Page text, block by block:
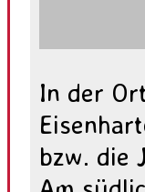
In der
bzw. die